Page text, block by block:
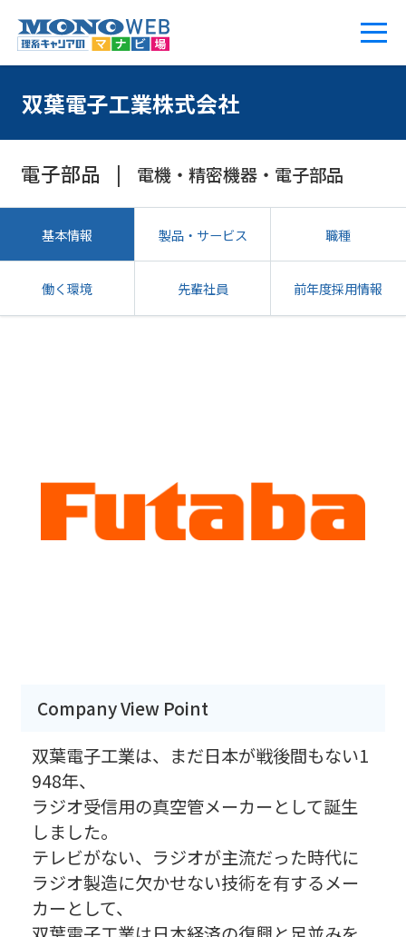
双葉電子工業株式会社
電子部品 電機・精密機器・電子部品
基本情報 製品・サービス 職種
働く環境 先輩社員 前年度採用情報
Company View Point
双葉電子工業は、まだ日本が戦後間もない1
948年、
ラジオ受信用の真空管メーカーとして誕生
しました。
テレビがない、ラジオが主流だった時代に
ラジオ製造に欠かせない技術を有するメー
カーとして、